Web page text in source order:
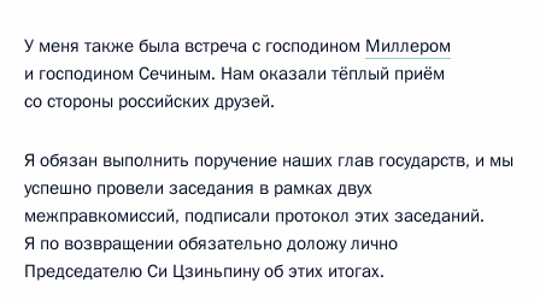
У меня также была встреча с господином Миллером
и господином Сечиным. Нам оказали тёплый приём
со стороны российских друзей.
Я обязан выполнить поручение наших глав государств, и мы
успешно провели заседания в рамках двух
межправкомиссий, подписали протокол этих заседаний.
Я по возвращении обязательно доложу лично
Председателю Си Цзиньпину об этих итогах.